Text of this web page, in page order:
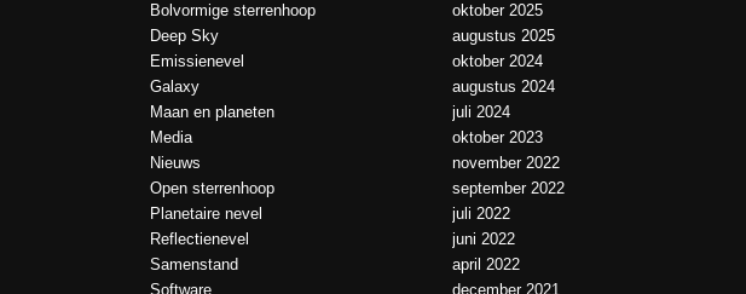
Bolvormige sterrenhoop
Deep Sky
Emissienevel
Galaxy
Maan en planeten
Media
Nieuws
Open sterrenhoop
Planetaire nevel
Reflectienevel
Samenstand
Software
oktober 2025
augustus 2025
oktober 2024
augustus 2024
juli 2024
oktober 2023
november 2022
september 2022
juli 2022
juni 2022
april 2022
december 2021